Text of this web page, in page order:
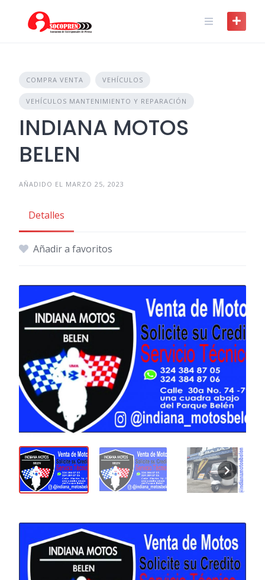
COMPRA VENTA VEHÍCULOS
VEHÍCULOS MANTENIMIENTO Y REPARACIÓN
INDIANA MOTOS
BELEN
AÑADIDO EL MARZO 25, 2023
Detalles
Añadir a favoritos